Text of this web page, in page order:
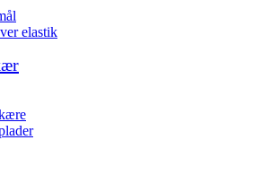
elastik